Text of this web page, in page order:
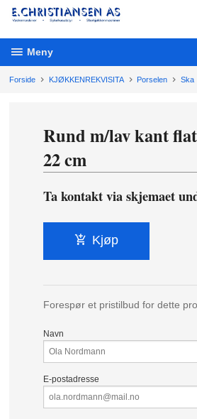
Gå
innholdet
Meny
Forside KJØKKENREKVISITA Porselen Ska
Rund m/lav kant
22 cm
Ta kontakt via skjemaet
Kjøp
Forespør et pristilbud for dette
Navn
E-postadresse